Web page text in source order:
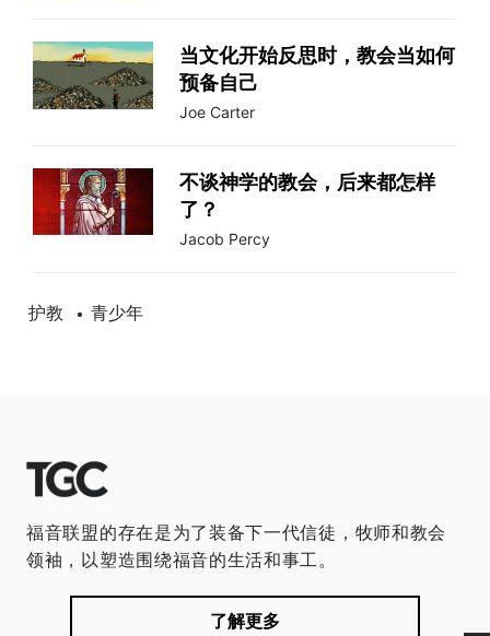
当文化开始反思时，教会当如何
预备自己
Joe Carter
不谈神学的教会，后来都怎样
了？
Jacob Percy
护教 • 青少年
福音联盟的存在是为了装备下一代信徒，牧师和教会
领袖，以塑造围绕福音的生活和事工。
了解更多